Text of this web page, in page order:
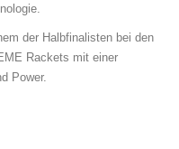
der Halbfinalisten bei den
Rackets mit einer
Power.